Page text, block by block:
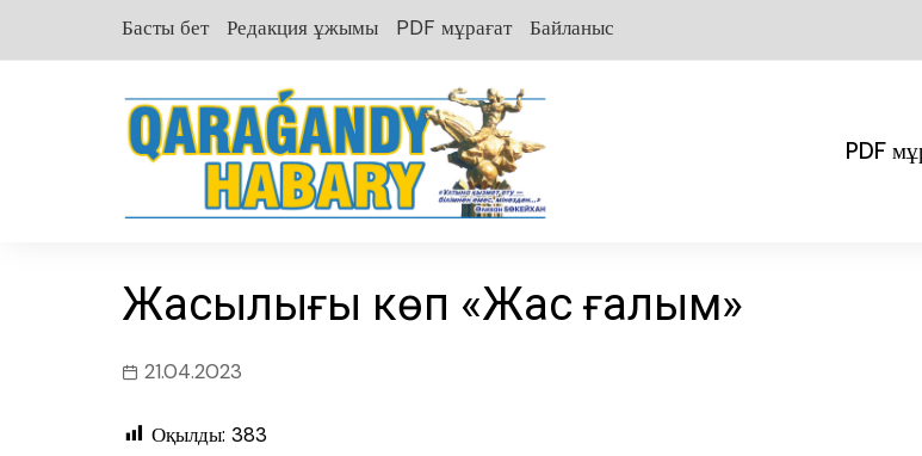
Басты бет Редакция ұжымы PDF мұрағат Байланыс
PDF
Жақсылығы көп «Жас ғалым»
21.04.2023
Оқылды: 383